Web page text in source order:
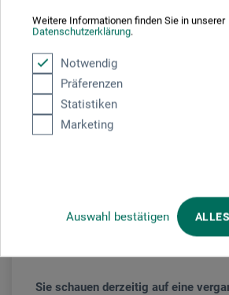
Weitere Informationen finden Sie in unserer
Datenschutzerklärung.
Notwendig
Präferenzen
Statistiken
Marketing
Auswahl bestätigen
Das Bild. Es ist, als ob plötzlich alls Sinn
Veranstaltungsdatum
Sie schauen derzeitig auf eine